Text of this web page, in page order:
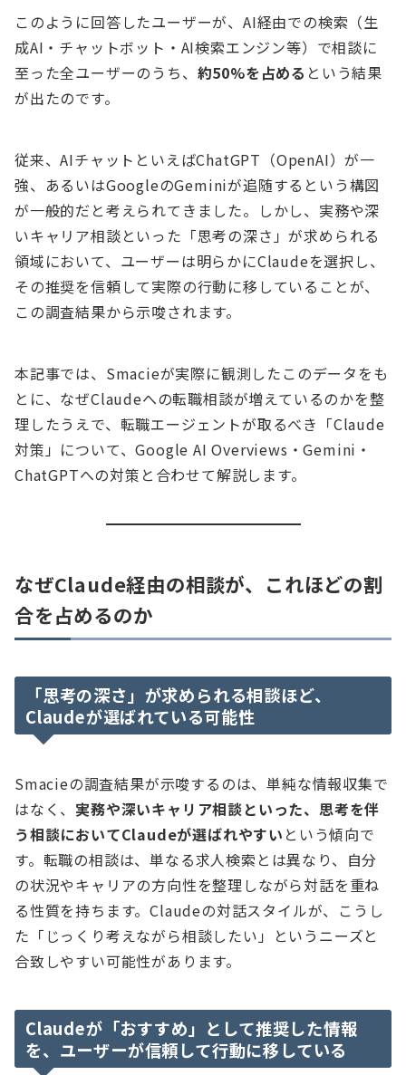
このように回答したユーザーが、AI経由での検索（生
成AI・チャットボット・AI検索エンジン等）で相談に
至った全ユーザーのうち、 約50%を占める という結果
が出たのです。
従来、AIチャットといえばChatGPT（OpenAI）が一
強、あるいはGoogleのGeminiが追随するという構図
が一般的だと考えられてきました。しかし、実務や深
いキャリア相談といった「思考の深さ」が求められる
領域において、ユーザーは明らかにClaudeを選択し、
その推奨を信頼して実際の行動に移していることが、
この調査結果から示唆されます。
本記事では、Smacieが実際に観測したこのデータをも
とに、なぜClaudeへの転職相談が増えているのかを整
理したうえで、転職エージェントが取るべき「Claude
対策」について、Google AI Overviews・Gemini・
ChatGPTへの対策と合わせて解説します。
なぜClaude経由の相談が、これほどの割
合を占めるのか
「思考の深さ」が求められる相談ほど、
Claudeが選ばれている可能性
Smacieの調査結果が示唆するのは、単純な情報収集で
はなく、 実務や深いキャリア相談といった、思考を伴
う相談においてClaudeが選ばれやすい という傾向で
す。転職の相談は、単なる求人検索とは異なり、自分
の状況やキャリアの方向性を整理しながら対話を重ね
る性質を持ちます。Claudeの対話スタイルが、こうし
た「じっくり考えながら相談したい」というニーズと
合致しやすい可能性があります。
Claudeが「おすすめ」として推奨した情報
を、ユーザーが信頼して行動に移している